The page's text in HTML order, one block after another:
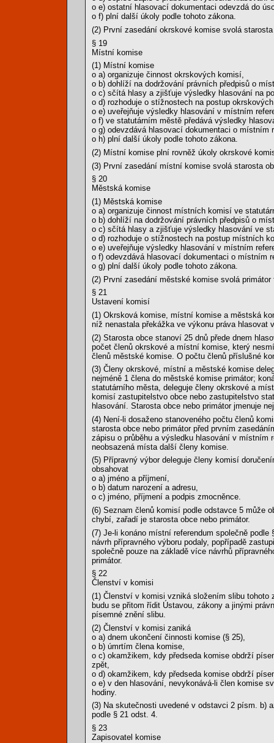
o e) ostatní hlasovací dokumentaci odevzdá do
o f) plní další úkoly podle tohoto zákona.
(2) První zasedání okrskové komise svolá
§ 19
Místní komise
(1) Místní komise
o a) organizuje činnost okrskových komisí,
o b) dohlíží na dodržování právních předpisů o
o c) sčítá hlasy a zjišťuje výsledky hlasování na
o d) rozhoduje o stížnostech na postup
o e) uveřejňuje výsledky hlasování v místním
o f) ve statutárním městě předává výsledky
o g) odevzdává hlasovací dokumentaci o místním
o h) plní další úkoly podle tohoto zákona.
(2) Místní komise plní rovněž úkoly okrskové
(3) První zasedání místní komise svolá starosta
§ 20
Městská komise
(1) Městská komise
o a) organizuje činnost místních komisí ve
o b) dohlíží na dodržování právních předpisů o
o c) sčítá hlasy a zjišťuje výsledky hlasování ve
o d) rozhoduje o stížnostech na postup místních
o e) uveřejňuje výsledky hlasování v místním
o f) odevzdává hlasovací dokumentaci o místním
o g) plní další úkoly podle tohoto zákona.
(2) První zasedání městské komise svolá
§ 21
Ustavení komisí
(1) Okrsková komise, místní komise a městská
níž nenastala překážka ve výkonu práva hlasovat
(2) Starosta obce stanoví 25 dnů přede dnem
počet členů okrskové a místní komise, který
členů městské komise. O počtu členů příslušné
(3) Členy okrskové, místní a městské komise
nejméně 1 člena do městské komise primátor;
statutárního města, deleguje členy okrskové a
komisí zastupitelstvo obce nebo zastupitelstvo
hlasování. Starosta obce nebo primátor jmenuje
(4) Není-li dosaženo stanoveného počtu členů
starosta obce nebo primátor před prvním
zápisu o průběhu a výsledku hlasování v místním
neobsazená místa další členy komise.
(5) Přípravný výbor deleguje členy komisí
obsahovat
o a) jméno a příjmení,
o b) datum narození a adresu,
o c) jméno, příjmení a podpis zmocněnce.
(6) Seznam členů komisí podle odstavce 5 může
chybí, zařadí je starosta obce nebo primátor.
(7) Je-li konáno místní referendum společně
návrh přípravného výboru podaly, popřípadě
společně pouze na základě více návrhů
primátor.
§ 22
Členství v komisi
(1) Členství v komisi vzniká složením slibu tohoto
budu se přitom řídit Ústavou, zákony a jinými
písemné znění slibu.
(2) Členství v komisi zaniká
o a) dnem ukončení činnosti komise (§ 25),
o b) úmrtím člena komise,
o c) okamžikem, kdy předseda komise obdrží
zpět,
o d) okamžikem, kdy předseda komise obdrží
o e) v den hlasování, nevykonává-li člen komise
hodiny.
(3) Na skutečnosti uvedené v odstavci 2 písm. b)
podle § 21 odst. 4.
§ 23
Zapisovatel komise